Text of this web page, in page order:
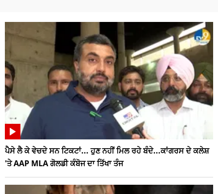
ਪੈਸੇ ਲੈ ਕੇ ਵੇਚਦੇ ਸਨ ਟਿਕਟਾਂ... ਹੁਣ ਨਹੀਂ ਮਿਲ ਰਹੇ ਬੰਦੇ...ਕਾਂਗਰਸ ਦੇ ਕਲੇਸ਼
'ਤੇ AAP MLA ਗੋਲਡੀ ਕੰਬੋਜ ਦਾ ਤਿੱਖਾ ਤੰਜ